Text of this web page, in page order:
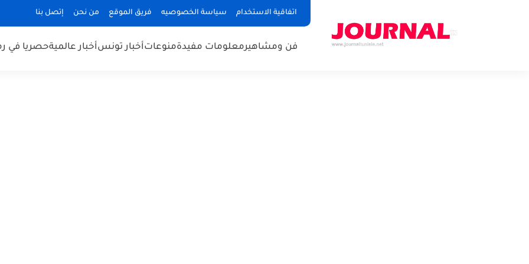
اتفاقية الاستخدام سياسة الخصوصيه فريق الموقع من نحن إتصل بنا
فن ومشاهيرمعلومات مفيدةمنوعاتأخبار تونسأخبار عالميةحصريا في